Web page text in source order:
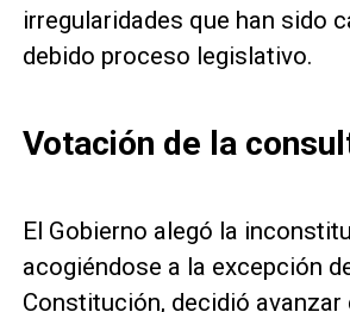
irregularidades que han sido
debido proceso legislativo.
Votación de la
El Gobierno alegó la
acogiéndose a la excepción
Constitución, decidió